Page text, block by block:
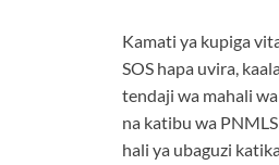
Kamati ya kupiga
SOS hapa uvira,
tendaji wa mahali
na katibu wa
hali ya ubaguzi